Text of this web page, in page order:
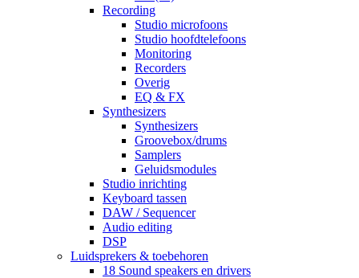
Recording
Studio microfoons
Studio hoofdtelefoons
Monitoring
Recorders
Overig
EQ & FX
Synthesizers
Synthesizers
Groovebox/drums
Samplers
Geluidsmodules
Studio inrichting
Keyboard tassen
DAW / Sequencer
Audio editing
DSP
Luidsprekers & toebehoren
18 Sound speakers en drivers